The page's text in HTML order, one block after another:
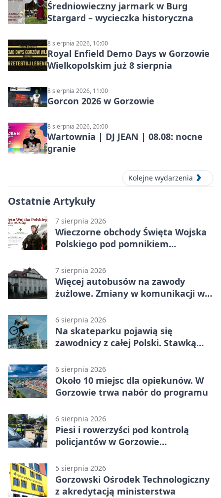
Średniowieczny jarmark w Burg
Stargard – wycieczka historyczna
8 sierpnia 2026, 10:00
Royal Enfield Demo Days w Gorzowie
Wielkopolskim już 8 sierpnia
8 sierpnia 2026, 11:00
Gorcon 2026 w Gorzowie
8 sierpnia 2026, 20:00
Wartownia | DJ JEAN | 08.08: nocne
granie
Kolejne wydarzenia
Ostatnie Artykuły
7 sierpnia 2026
Wieczorne obchody Święta Wojska
Polskiego pod pomnikiem
7 sierpnia 2026
Więcej autobusów na zawody
żużlowe. Zmiany w komunikacji w
6 sierpnia 2026
Na skateparku pojawią się
zawodnicy z całej Polski. Stawką
6 sierpnia 2026
Około 10 miejsc dla opiekunów. W
Gorzowie trwa nabór do programu
6 sierpnia 2026
Piesi i rowerzyści pod kontrolą
policjantów w Gorzowie
5 sierpnia 2026
Gorzowski Ośrodek Technologiczny
z akredytacją ministerstwa